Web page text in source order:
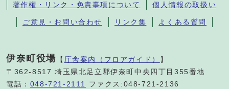
著作権・リンク・免責事項について 個人情報の取扱い
ご意見・お問い合わせ リンク集 よくある質問
伊奈町役場 【 庁舎案内（フロアガイド） 】
〒362-8517 埼玉県北足立郡伊奈町中央四丁目355番地
電話： 048-721-2111
ファクス:048-721-2136